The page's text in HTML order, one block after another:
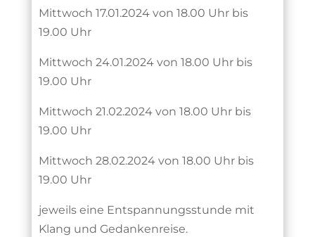
Mittwoch 17.01.2024 von 18.00 Uhr bis
19.00 Uhr
Mittwoch 24.01.2024 von 18.00 Uhr bis
19.00 Uhr
Mittwoch 21.02.2024 von 18.00 Uhr bis
19.00 Uhr
Mittwoch 28.02.2024 von 18.00 Uhr bis
19.00 Uhr
jeweils eine Entspannungsstunde mit
Klang und Gedankenreise.